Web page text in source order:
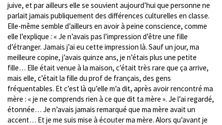
juive, et par ailleurs elle se souvient aujourd’hui que personne ne
parlait jamais publiquement des différences culturelles en classe.
Elle-même semble d’ailleurs en avoir à peine conscience, comme
elle l’explique : « Je n’avais pas l’impression d’être une fille
d’étranger. Jamais j’ai eu cette impression là. Sauf un jour, ma
meilleure copine, j’avais quinze ans, je n’étais plus une petite
fille… Elle était venue à la maison, c’était très rare que ça arrive,
mais elle, c’était la fille du prof de français, des gens
fréquentables. Et c’est là qu’elle m’a dit, après avoir rencontré ma
mère : « je ne comprends rien à ce que dit ta mère ». Je l’ai regardé,
étonnée… Je n’avais jamais remarqué que ma mère avait un
accent… Et je me suis mise à écouter ma mère. Alors qu’avant je